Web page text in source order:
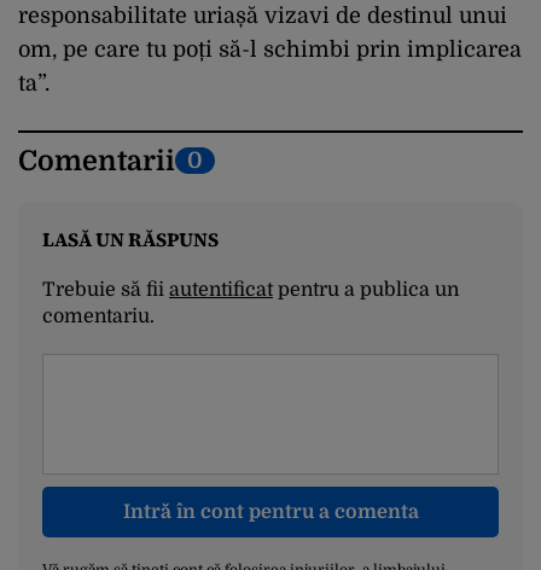
responsabilitate uriașă vizavi de destinul unui
om, pe care tu poți să-l schimbi prin implicarea
ta”.
Comentarii 0
LASĂ UN RĂSPUNS
Trebuie să fii autentificatpentru a publica un
comentariu.
Intră în cont pentru a comenta